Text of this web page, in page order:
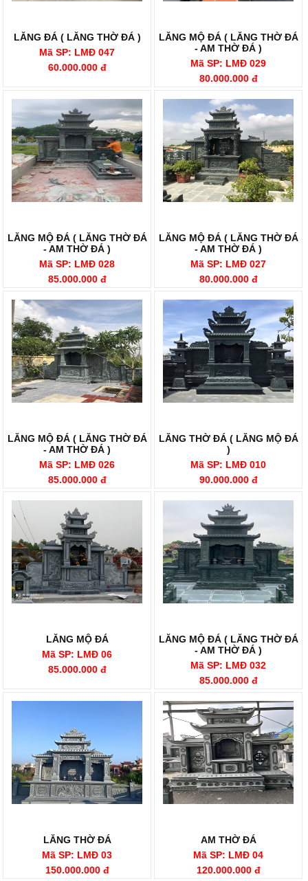
LĂNG ĐÁ ( LĂNG THỜ ĐÁ )
Mã SP: LMĐ 047
60.000.000 đ
LĂNG MỘ ĐÁ ( LĂNG THỜ ĐÁ
- AM THỜ ĐÁ )
Mã SP: LMĐ 029
80.000.000 đ
LĂNG MỘ ĐÁ ( LĂNG THỜ ĐÁ
- AM THỜ ĐÁ )
Mã SP: LMĐ 028
85.000.000 đ
LĂNG MỘ ĐÁ ( LĂNG THỜ ĐÁ
- AM THỜ ĐÁ )
Mã SP: LMĐ 027
80.000.000 đ
LĂNG MỘ ĐÁ ( LĂNG THỜ ĐÁ
- AM THỜ ĐÁ )
Mã SP: LMĐ 026
85.000.000 đ
LĂNG THỜ ĐÁ ( LĂNG MỘ ĐÁ
)
Mã SP: LMĐ 010
90.000.000 đ
LĂNG MỘ ĐÁ
Mã SP: LMĐ 06
85.000.000 đ
LĂNG MỘ ĐÁ ( LĂNG THỜ ĐÁ
- AM THỜ ĐÁ )
Mã SP: LMĐ 032
85.000.000 đ
LĂNG THỜ ĐÁ
Mã SP: LMĐ 03
150.000.000 đ
AM THỜ ĐÁ
Mã SP: LMĐ 04
120.000.000 đ